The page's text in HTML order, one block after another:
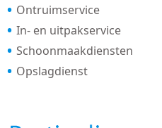
Ontruimservice
In- en uitpakservice
Schoonmaakdiensten
Opslagdienst